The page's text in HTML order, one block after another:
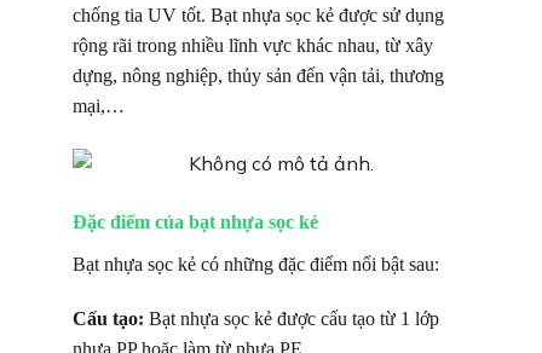
chống tia UV tốt. Bạt nhựa sọc kẻ được sử dụng
rộng rãi trong nhiều lĩnh vực khác nhau, từ xây
dựng, nông nghiệp, thủy sản đến vận tải, thương
mại,…
Đặc điểm của bạt nhựa sọc kẻ
Bạt nhựa sọc kẻ có những đặc điểm nổi bật sau:
Cấu tạo: Bạt nhựa sọc kẻ được cấu tạo từ 1 lớp